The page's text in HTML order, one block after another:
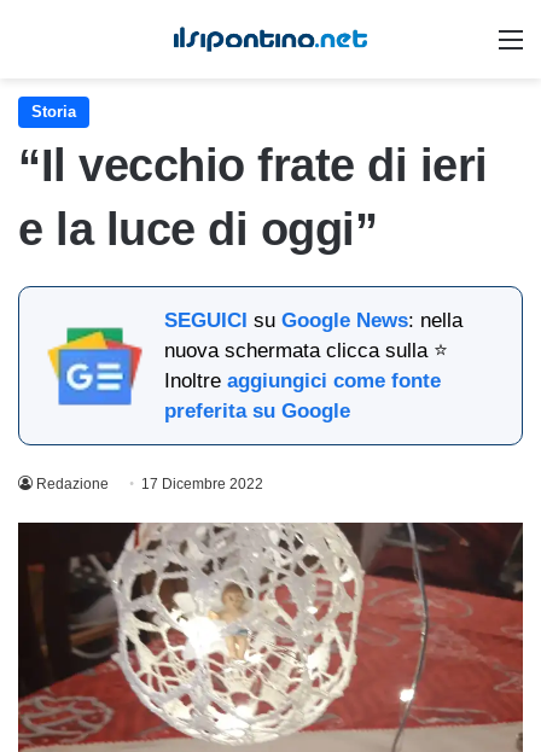
Storia
“Il vecchio frate di ieri
e la luce di oggi”
SEGUICI suGoogle News: nella
nuova schermata clicca sulla ⭐
Inoltreaggiungici come fonte
preferita su Google
Redazione 17 Dicembre 2022